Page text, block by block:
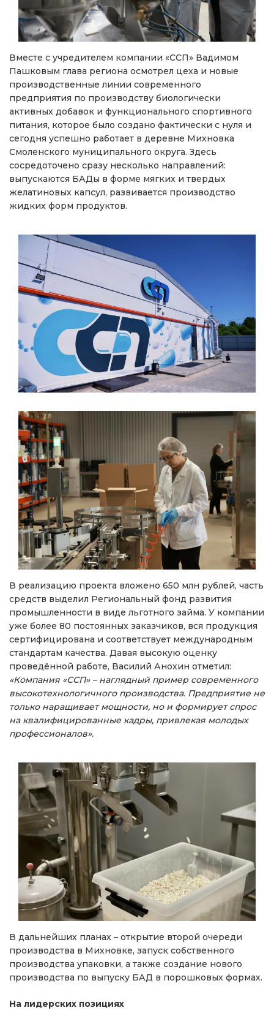
Вместе с учредителем компании «ССП» Вадимом
Пашковым глава региона осмотрел цеха и новые
производственные линии современного
предприятия по производству биологически
активных добавок и функционального спортивного
питания, которое было создано фактически с нуля и
сегодня успешно работает в деревне Михновка
Смоленского муниципального округа. Здесь
сосредоточено сразу несколько направлений:
выпускаются БАДы в форме мягких и твердых
желатиновых капсул, развивается производство
жидких форм продуктов.
В реализацию проекта вложено 650 млн рублей, часть
средств выделил Региональный фонд развития
промышленности в виде льготного займа. У компании
уже более 80 постоянных заказчиков, вся продукция
сертифицирована и соответствует международным
стандартам качества. Давая высокую оценку
проведённой работе, Василий Анохин отметил:
«Компания «ССП» – наглядный пример современного
высокотехнологичного производства. Предприятие не
только наращивает мощности, но и формирует спрос
на квалифицированные кадры, привлекая молодых
профессионалов».
В дальнейших планах – открытие второй очереди
производства в Михновке, запуск собственного
производства упаковки, а также создание нового
производства по выпуску БАД в порошковых формах.
На лидерских позициях